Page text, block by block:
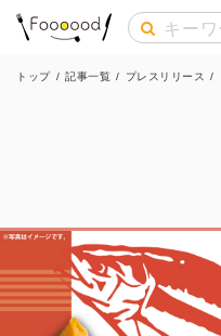
トップ / 記事一覧 / プレスリリース /